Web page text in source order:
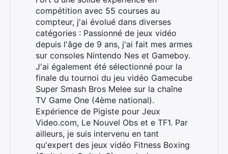
compétition avec 55 courses au
compteur, j'ai évolué dans diverses
catégories : Passionné de jeux vidéo
depuis l'âge de 9 ans, j'ai fait mes armes
sur consoles Nintendo Nes et Gameboy.
J'ai également été sélectionné pour la
finale du tournoi du jeu vidéo Gamecube
Super Smash Bros Melee sur la chaîne
TV Game One (4ème national).
Expérience de Pigiste pour Jeux
Video.com, Le Nouvel Obs et e TF1. Par
ailleurs, je suis intervenu en tant
qu'expert des jeux vidéo Fitness Boxing